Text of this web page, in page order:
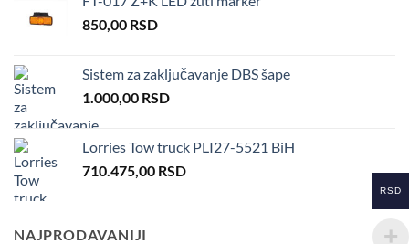
850,00 RSD
Sistem za zaključavanje DBS šape
1.000,00 RSD
Lorries Tow truck PLI27-5521 BiH
710.475,00 RSD
NAJPRODAVANIJI
RSD